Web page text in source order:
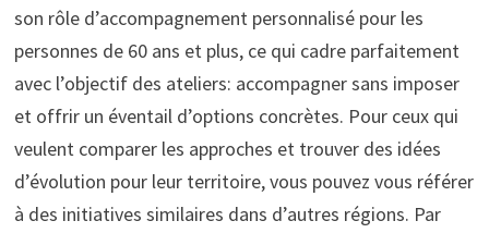
son rôle d’accompagnement personnalisé pour les
personnes de 60 ans et plus, ce qui cadre parfaitement
avec l’objectif des ateliers: accompagner sans imposer
et offrir un éventail d’options concrètes. Pour ceux qui
veulent comparer les approches et trouver des idées
d’évolution pour leur territoire, vous pouvez vous référer
à des initiatives similaires dans d’autres régions. Par